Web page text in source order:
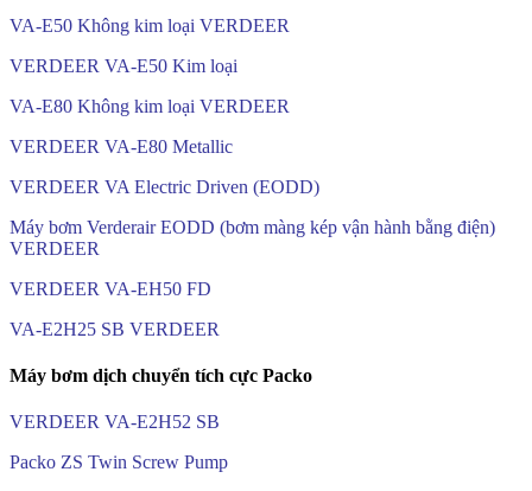
VA-E50 Không kim loại VERDEER
VERDEER VA-E50 Kim loại
VA-E80 Không kim loại VERDEER
VERDEER VA-E80 Metallic
VERDEER VA Electric Driven (EODD)
Máy bơm Verderair EODD (bơm màng kép vận hành bằng điện)
VERDEER
VERDEER VA-EH50 FD
VA-E2H25 SB VERDEER
Máy bơm dịch chuyển tích cực Packo
VERDEER VA-E2H52 SB
Packo ZS Twin Screw Pump